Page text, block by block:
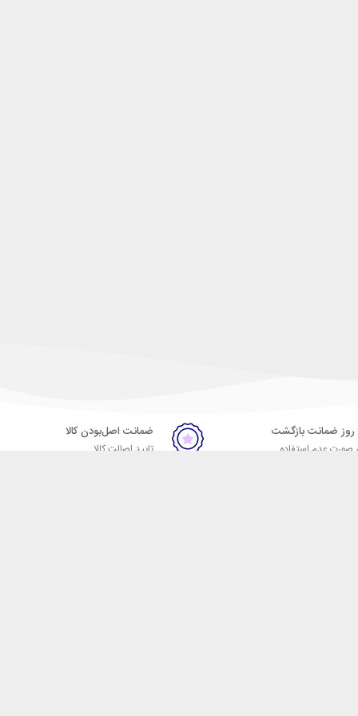
صورت عدم استفاده
ضمانت اصل‌بودن کالا
تایید اصالت کالا